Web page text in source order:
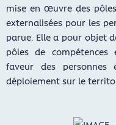
mise en œuvre des
externalisées pour les
parue. Elle a pour objet
pôles de
faveur des
déploiement sur le